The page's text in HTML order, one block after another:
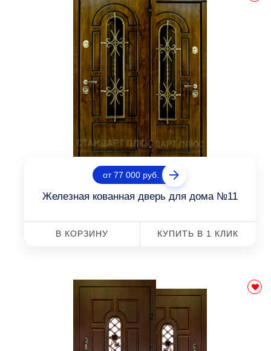
от 77 000 руб.
Железная кованная дверь для дома №11
В КОРЗИНУ КУПИТЬ В 1 КЛИК